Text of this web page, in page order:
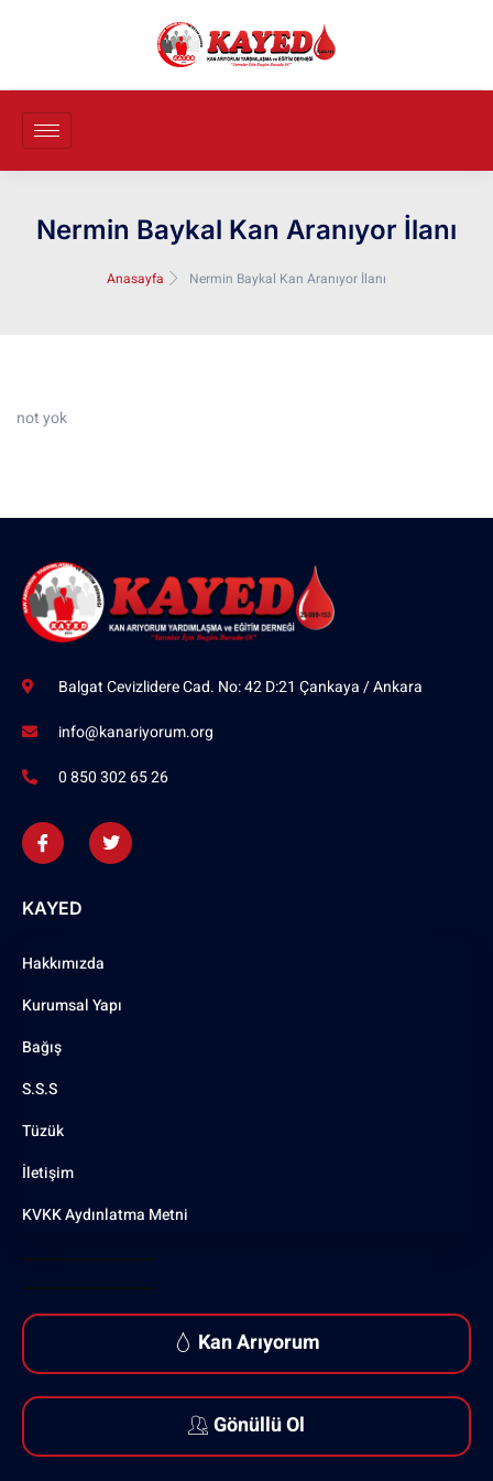
Nermin Baykal Kan Aranıyor İlanı
Anasayfa Nermin Baykal Kan Aranıyor İlanı
not yok
Balgat Cevizlidere Cad. No: 42 D:21 Çankaya / Ankara
info@kanariyorum.org
0 850 302 65 26
KAYED
Hakkımızda
Kurumsal Yapı
Bağış
S.S.S
Tüzük
İletişim
KVKK Aydınlatma Metni
Kan Arıyorum
Gönüllü Ol